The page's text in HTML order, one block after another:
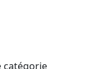
catégorie